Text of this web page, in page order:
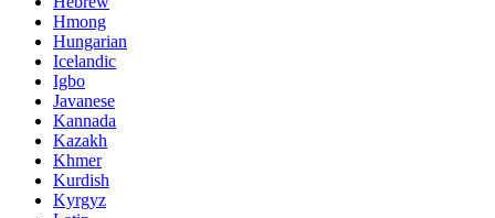
Hmong
Hungarian
Icelandic
Igbo
Javanese
Kannada
Kazakh
Khmer
Kurdish
Kyrgyz